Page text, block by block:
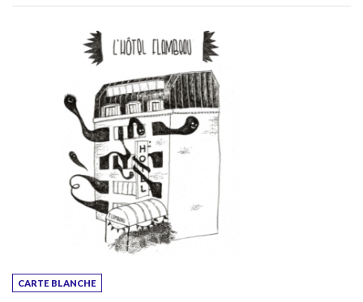
CARTE BLANCHE